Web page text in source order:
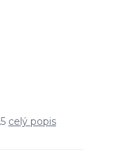
celý popis